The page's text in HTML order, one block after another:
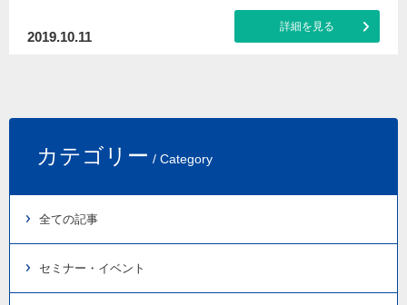
2019.10.11
詳細を見る
カテゴリー / Category
全ての記事
セミナー・イベント